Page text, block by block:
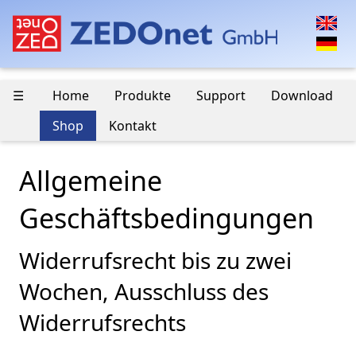
☰ Home Produkte Support
Download
Shop
Kontakt
Allgemeine
Geschäftsbedingungen
Widerrufsrecht bis zu zwei
Wochen, Ausschluss des
Widerrufsrechts